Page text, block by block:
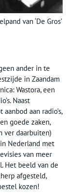
van ‘De Gros’
ander in te
in Zaandam
Wastora, een
Naast
aan radio’s,
goede zaken,
ver daarbuiten)
Nederland met
van meer
Het beeld van de
afgesteld,
kozen!